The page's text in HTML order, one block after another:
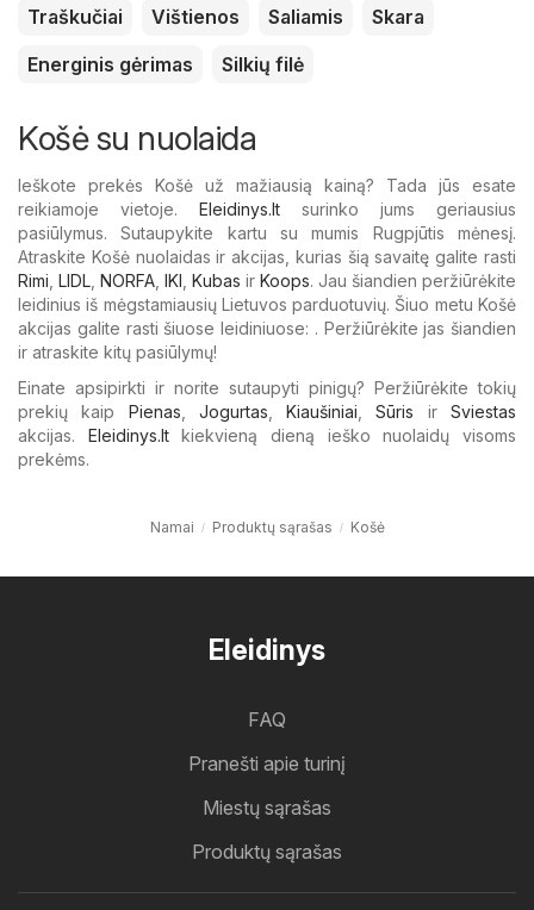
Traškučiai
Vištienos Saliamis
Skara
Energinis gėrimas
Silkių filė
Košė su nuolaida
Ieškote prekės Košė už mažiausią kainą? Tada jūs esate
reikiamoje vietoje. Eleidinys.lt surinko jums geriausius
pasiūlymus. Sutaupykite kartu su mumis Rugpjūtis mėnesį.
Atraskite Košė nuolaidas ir akcijas, kurias šią savaitę galite rasti
Rimi LIDL NORFA IKI Kubas ir Koops. Jau šiandien peržiūrėkite
leidinius iš mėgstamiausių Lietuvos parduotuvių. Šiuo metu Košė
akcijas galite rasti šiuose leidiniuose: . Peržiūrėkite jas šiandien
ir atraskite kitų pasiūlymų!
Einate apsipirkti ir norite sutaupyti pinigų? Peržiūrėkite tokių
prekių kaip Pienas Jogurtas ,Kiaušiniai ,Sūris irSviestas
akcijas. Eleidinys.ltkiekvieną dieną ieško nuolaidų visoms
prekėms.
Namai Produktų sąrašas Košė
Eleidinys
FAQ
Pranešti apie turinį
Miestų sąrašas
Produktų sąrašas